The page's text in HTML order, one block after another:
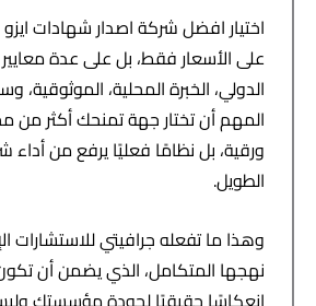
اختيار افضل شركة اصدار شهادات
على الأسعار فقط، بل على عدة معايير
الدولي، الخبرة المحلية، الموثوقية،
المهم أن تختار جهة تمنحك أكثر من
ورقية، بل نظامًا فعليًا يرفع من
الطويل.
وهذا ما تفعله جرافيتي للاستشارات
نهجها المتكامل، الذي يضمن أن